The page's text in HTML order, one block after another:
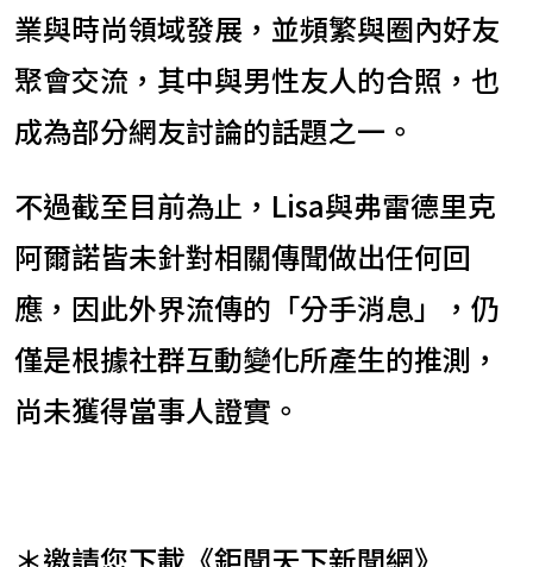
業與時尚領域發展，並頻繁與圈內好友
聚會交流，其中與男性友人的合照，也
成為部分網友討論的話題之一。
不過截至目前為止，Lisa與弗雷德里克
阿爾諾皆未針對相關傳聞做出任何回
應，因此外界流傳的「分手消息」，仍
僅是根據社群互動變化所產生的推測，
尚未獲得當事人證實。